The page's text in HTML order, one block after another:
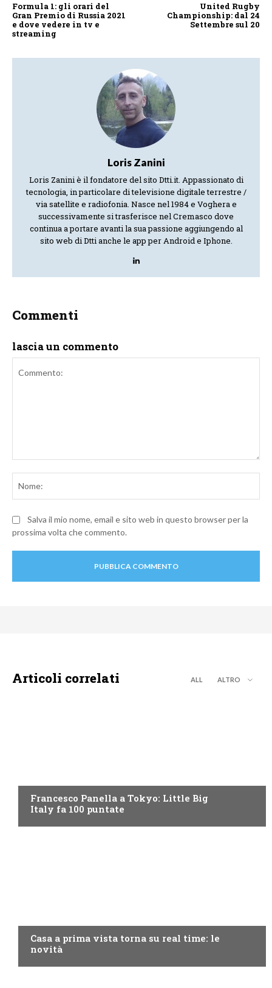
Formula 1: gli orari del
Gran Premio di Russia 2021
e dove vedere in tv e
streaming
United Rugby
Championship: dal 24
Settembre sul 20
Loris Zanini
Loris Zanini è il fondatore del sito Dtti.it. Appassionato di
tecnologia, in particolare di televisione digitale terrestre /
via satellite e radiofonia. Nasce nel 1984 e Voghera e
successivamente si trasferisce nel Cremasco dove
continua a portare avanti la sua passione aggiungendo al
sito web di Dtti anche le app per Android e Iphone.
Commenti
lascia un commento
Salva il mio nome, email e sito web in questo browser per la
prossima volta che commento.
Articoli correlati ALL ALTRO
Francesco Panella a Tokyo: Little Big
Italy fa 100 puntate
Casa a prima vista torna su real time: le
novità